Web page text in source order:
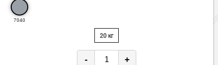
7040
20 кг
- +